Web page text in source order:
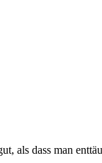
als dass man